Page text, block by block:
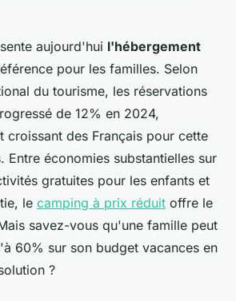
aujourd'hui l'hébergement
pour les familles. Selon
du tourisme, les réservations
de 12% en 2024,
croissant des Français pour cette
Entre économies substantielles sur
gratuites pour les enfants et
le camping à prix réduit offre le
savez-vous qu'une famille peut
60% sur son budget vacances en
?